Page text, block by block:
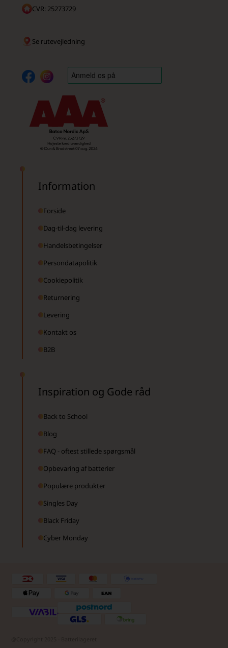
CVR: 25273729
Se rutevejledning
Information
Forside
Dag-til-dag levering
Handelsbetingelser
Persondatapolitik
Cookiepolitik
Returnering
Levering
Kontakt os
B2B
Inspiration og Gode råd
Back to School
Blog
FAQ - oftest stillede spørgsmål
Opbevaring af batterier
Populære produkter
Singles Day
Black Friday
Cyber Monday